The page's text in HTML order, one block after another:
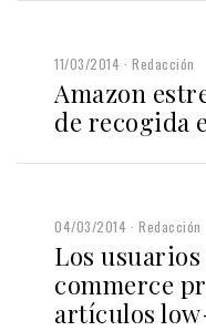
11/03/2014 Redacción
Amazon
de recogida
04/03/2014 Redacción
Los
commerce
artículos